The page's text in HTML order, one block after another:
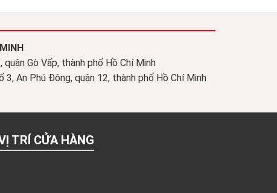
Gò Vấp, thành phố Hồ Chí Minh
3, An Phú Đông, quận 12, thành phố Hồ Chí Minh
TRÍ CỬA HÀNG